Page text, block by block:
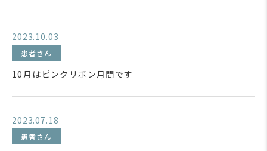
2023.10.03
患者さん
10月はピンクリボン月間です
2023.07.18
患者さん